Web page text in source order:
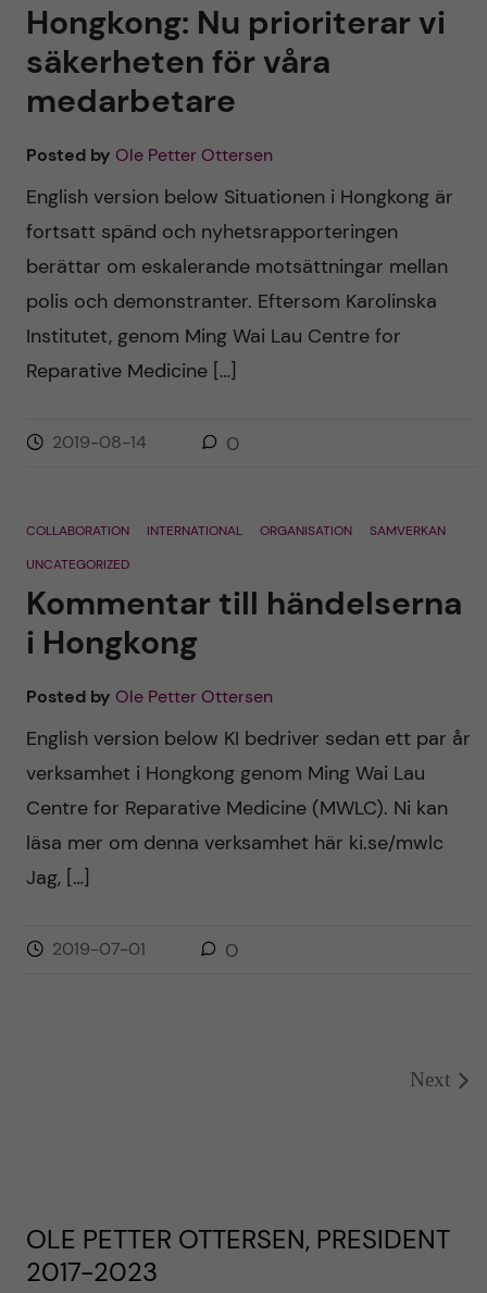
Hongkong: Nu prioriterar vi
säkerheten för våra
medarbetare
Posted by Ole Petter Ottersen
English version below Situationen i Hongkong är
fortsatt spänd och nyhetsrapporteringen
berättar om eskalerande motsättningar mellan
polis och demonstranter. Eftersom Karolinska
Institutet, genom Ming Wai Lau Centre for
Reparative Medicine […]
2019-08-14 0
COLLABORATION INTERNATIONAL ORGANISATION
SAMVERKAN
UNCATEGORIZED
Kommentar till händelserna
i Hongkong
Posted by Ole Petter Ottersen
English version below KI bedriver sedan ett par år
verksamhet i Hongkong genom Ming Wai Lau
Centre for Reparative Medicine (MWLC). Ni kan
läsa mer om denna verksamhet här ki.se/mwlc
Jag, […]
2019-07-01 0
Next
OLE PETTER OTTERSEN, PRESIDENT
2017-2023